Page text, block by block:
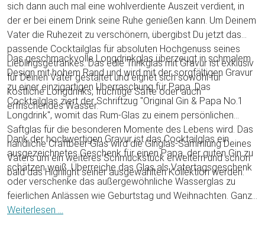
sich dann auch mal eine wohlverdiente Auszeit verdient, in
der er bei einem Drink seine Ruhe genießen kann. Um Deinem
Vater die Ruhezeit zu verschönern, übergibst Du jetzt das
passende Cocktailglas für absoluten Hochgenuss seines
Lieblingsgetränkes. Das edle Trinkglas mit Gravur ist exklusiv
für Deinen Vater gestaltet und eignet sich sowohl für
köstliche Longdrinks, fruchtige Säfte oder auch
erfrischendes Wasser.
Das geschmackvolle Longdrinkglas überzeugt in schmalem
Design mit hohem Rand und wird mit der sorgfältigen Gravur
zu einer einzigartigen Überraschung für Papa. Das
Cocktailglas ziert der Schriftzug "Original Gin & Papa No.1
Longdrink", womit das Rum-Glas zu einem persönlichen
Saftglas für die besonderen Momente des Lebens wird. Das
handliche Craftbeer Glas wird die Ginglas-Sammlung Deines
Vaters um ein weiteres Schmuckstück erweitern und schon
bald das Highlight seiner ausgewählten Kollektion werden.
Dank der hochwertigen Gravur ist das Cocktailglas ein
ausgezeichnetes Geschenk für einen Papa, der guten Gin zu
schätzen weiß. Überreiche das Glas als Vatertagsgeschenk
oder verschenke das außergewöhnliche Wasserglas zu
feierlichen Anlässen wie Geburtstag und Weihnachten. Ganz
egal, zu welcher Feierlichkeit: Mit dem robusten Trinkglas
Weiterlesen ...